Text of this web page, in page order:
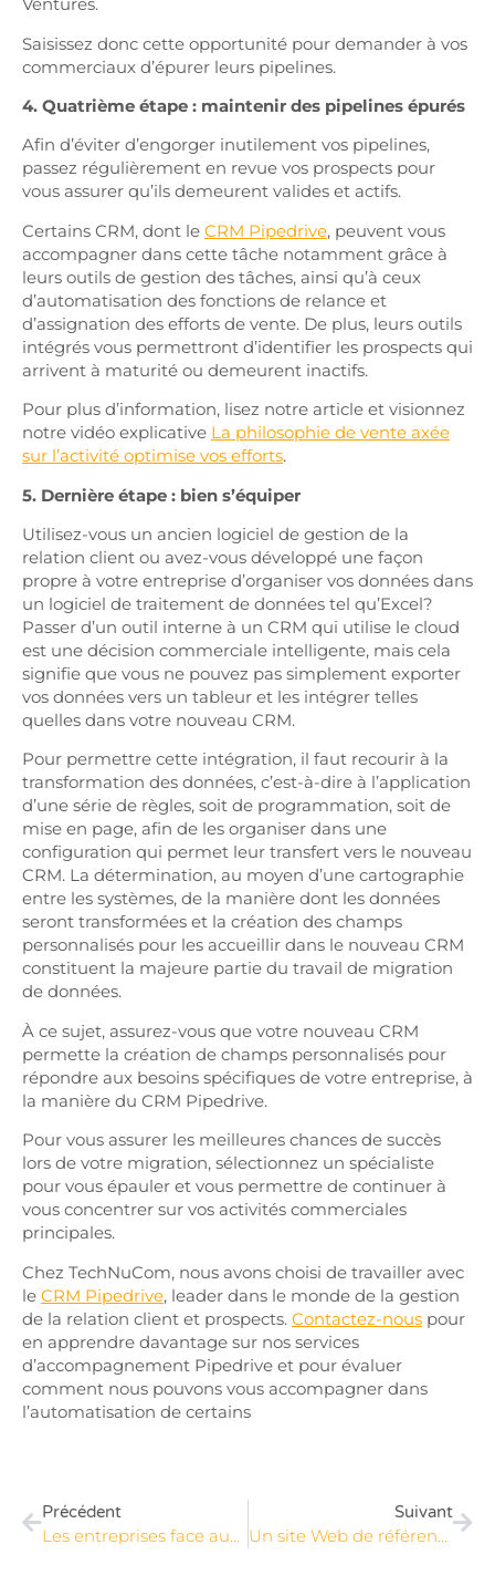
Saisissez donc cette opportunité pour demander à vos
commerciaux d’épurer leurs pipelines.
4. Quatrième étape : maintenir des pipelines épurés
Afin d’éviter d’engorger inutilement vos pipelines,
passez régulièrement en revue vos prospects pour
vous assurer qu’ils demeurent valides et actifs.
Certains CRM, dont le CRM Pipedrive, peuvent vous
accompagner dans cette tâche notamment grâce à
leurs outils de gestion des tâches, ainsi qu’à ceux
d’automatisation des fonctions de relance et
d’assignation des efforts de vente. De plus, leurs outils
intégrés vous permettront d’identifier les prospects qui
arrivent à maturité ou demeurent inactifs.
Pour plus d’information, lisez notre article et visionnez
notre vidéo explicative La philosophie de vente axée
sur l’activité optimise vos efforts.
5. Dernière étape : bien s’équiper
Utilisez-vous un ancien logiciel de gestion de la
relation client ou avez-vous développé une façon
propre à votre entreprise d’organiser vos données dans
un logiciel de traitement de données tel qu’Excel?
Passer d’un outil interne à un CRM qui utilise le cloud
est une décision commerciale intelligente, mais cela
signifie que vous ne pouvez pas simplement exporter
vos données vers un tableur et les intégrer telles
quelles dans votre nouveau CRM.
Pour permettre cette intégration, il faut recourir à la
transformation des données, c’est-à-dire à l’application
d’une série de règles, soit de programmation, soit de
mise en page, afin de les organiser dans une
configuration qui permet leur transfert vers le nouveau
CRM. La détermination, au moyen d’une cartographie
entre les systèmes, de la manière dont les données
seront transformées et la création des champs
personnalisés pour les accueillir dans le nouveau CRM
constituent la majeure partie du travail de migration
de données.
À ce sujet, assurez-vous que votre nouveau CRM
permette la création de champs personnalisés pour
répondre aux besoins spécifiques de votre entreprise, à
la manière du CRM Pipedrive.
Pour vous assurer les meilleures chances de succès
lors de votre migration, sélectionnez un spécialiste
pour vous épauler et vous permettre de continuer à
vous concentrer sur vos activités commerciales
principales.
Chez TechNuCom, nous avons choisi de travailler avec
le CRM Pipedrive, leader dans le monde de la gestion
de la relation client et prospects. Contactez-nous pour
en apprendre davantage sur nos services
d’accompagnement Pipedrive et pour évaluer
comment nous pouvons vous accompagner dans
l’automatisation de certains
Précédent
Les entreprises face aux technologies CRM et RPA : avancer ou mourir
Suivant
Un site Web de référence sur les allergies alimentaires